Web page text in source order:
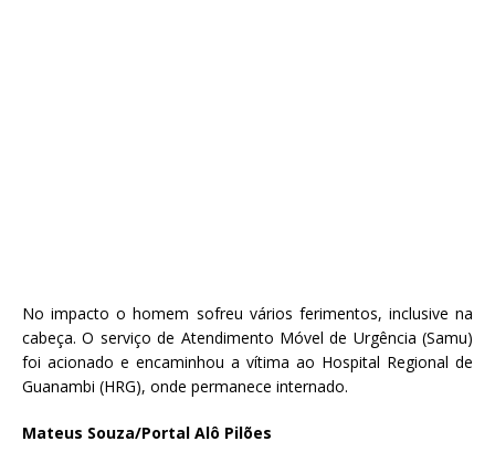
No impacto o homem sofreu vários ferimentos, inclusive na
cabeça. O serviço de Atendimento Móvel de Urgência (Samu)
foi acionado e encaminhou a vítima ao Hospital Regional de
Guanambi (HRG), onde permanece internado.
Mateus Souza/Portal Alô Pilões